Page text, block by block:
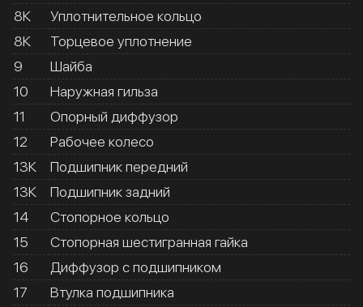
8К
Уплотнительное кольцо
8К
Торцевое уплотнение
9
Шайба
10
Наружная гильза
11
Опорный диффузор
12
Рабочее колесо
13К
Подшипник передний
13К
Подшипник задний
14
Стопорное кольцо
15
Стопорная шестигранная гайка
16
Диффузор с подшипником
17
Втулка подшипника